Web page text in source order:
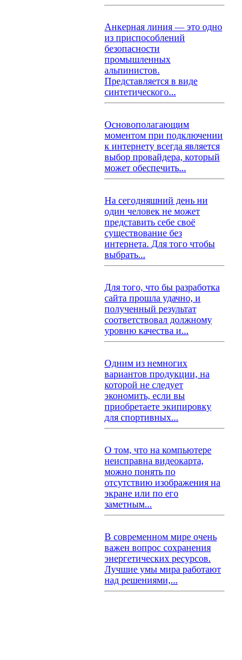
Анкерная линия — это одно
из приспособлений
безопасности
промышленных
альпинистов.
Представляется в виде
синтетического...
Основополагающим
моментом при подключении
к интернету всегда является
выбор провайдера, который
может обеспечить...
На сегодняшний день ни
один человек не может
представить себе своё
существование без
интернета. Для того чтобы
выбрать...
Для того, что бы разработка
сайта прошла удачно, и
полученный результат
соответствовал должному
уровню качества и...
Одним из немногих
вариантов продукции, на
которой не следует
экономить, если вы
приобретаете экипировку
для спортивных...
О том, что на компьютере
неисправна видеокарта,
можно понять по
отсутствию изображения на
экране или по его
заметным...
В современном мире очень
важен вопрос сохранения
энергетических ресурсов.
Лучшие умы мира работают
над решениями,...